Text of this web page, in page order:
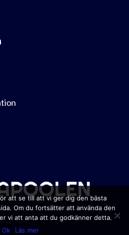
att se till att vi ger dig den bästa
Om du fortsätter att använda den
vi att anta att du godkänner detta.
Ok
Läs mer